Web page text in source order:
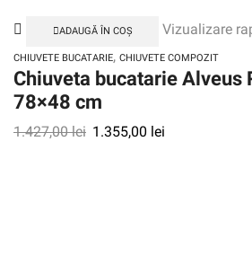
ADAUGĂ ÎN COȘ Vizualizare
CHIUVETE BUCATARIE, CHIUVETE COMPOZIT
Chiuveta bucatarie Alveus
78×48 cm
1.427,00lei 1.355,00 lei